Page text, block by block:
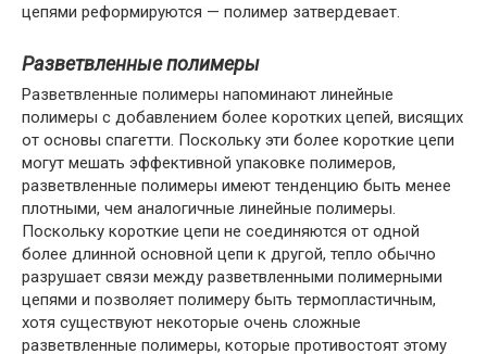
цепями реформируются — полимер затвердевает.
Разветвленные полимеры
Разветвленные полимеры напоминают линейные
полимеры с добавлением более коротких цепей, висящих
от основы спагетти. Поскольку эти более короткие цепи
могут мешать эффективной упаковке полимеров,
разветвленные полимеры имеют тенденцию быть менее
плотными, чем аналогичные линейные полимеры.
Поскольку короткие цепи не соединяются от одной
более длинной основной цепи к другой, тепло обычно
разрушает связи между разветвленными полимерными
цепями и позволяет полимеру быть термопластичным,
хотя существуют некоторые очень сложные
разветвленные полимеры, которые противостоят этому